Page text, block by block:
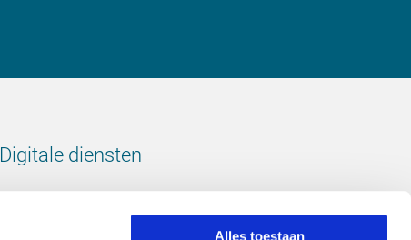
Alles toestaan
Digitale diensten